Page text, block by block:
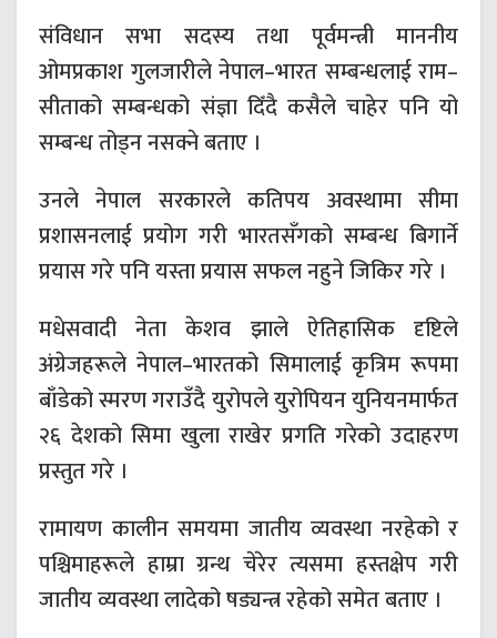
संविधान सभा सदस्य तथा पूर्वमन्त्री माननीय
ओमप्रकाश गुलजारीले नेपाल–भारत सम्बन्धलाई राम–
सीताको सम्बन्धको संज्ञा दिँदै कसैले चाहेर पनि यो
सम्बन्ध तोड्न नसक्ने बताए ।
उनले नेपाल सरकारले कतिपय अवस्थामा सीमा
प्रशासनलाई प्रयोग गरी भारतसँगको सम्बन्ध बिगार्ने
प्रयास गरे पनि यस्ता प्रयास सफल नहुने जिकिर गरे ।
मधेसवादी नेता केशव झाले ऐतिहासिक दृष्टिले
अंग्रेजहरूले नेपाल–भारतको सिमालाई कृत्रिम रूपमा
बाँडेको स्मरण गराउँदै युरोपले युरोपियन युनियनमार्फत
२६ देशको सिमा खुला राखेर प्रगति गरेको उदाहरण
प्रस्तुत गरे ।
रामायण कालीन समयमा जातीय व्यवस्था नरहेको र
पश्चिमाहरूले हाम्रा ग्रन्थ चेरेर त्यसमा हस्तक्षेप गरी
जातीय व्यवस्था लादेको षड्यन्त्र रहेको समेत बताए ।